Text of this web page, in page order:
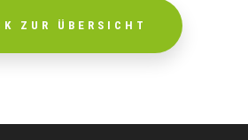
ZUR ÜBERSICHT